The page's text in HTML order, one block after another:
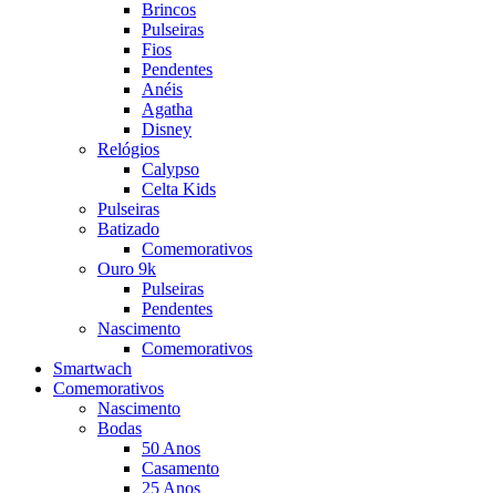
Brincos
Pulseiras
Fios
Pendentes
Anéis
Agatha
Disney
Relógios
Calypso
Celta Kids
Pulseiras
Batizado
Comemorativos
Ouro 9k
Pulseiras
Pendentes
Nascimento
Comemorativos
Smartwach
Comemorativos
Nascimento
Bodas
50 Anos
Casamento
25 Anos